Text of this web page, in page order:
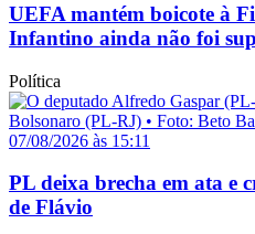
UEFA mantém boicote à
Infantino ainda não foi
Política
07/08/2026 às 15:11
PL deixa brecha em ata e
de Flávio